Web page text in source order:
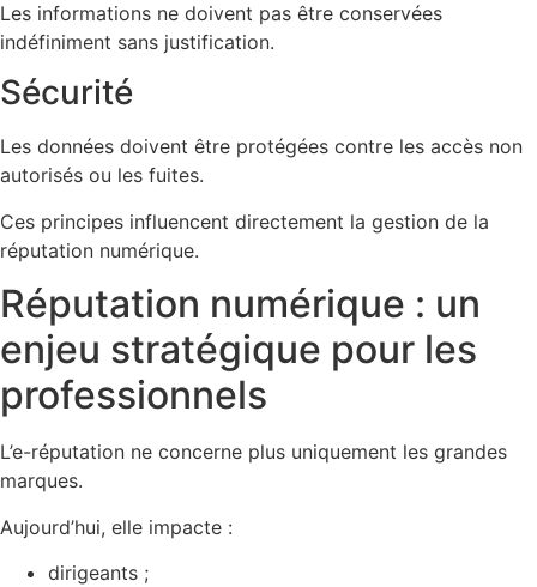
Les informations ne doivent pas être conservées
indéfiniment sans justification.
Sécurité
Les données doivent être protégées contre les accès non
autorisés ou les fuites.
Ces principes influencent directement la gestion de la
réputation numérique.
Réputation numérique : un
enjeu stratégique pour les
professionnels
L’e-réputation ne concerne plus uniquement les grandes
marques.
Aujourd’hui, elle impacte :
dirigeants ;